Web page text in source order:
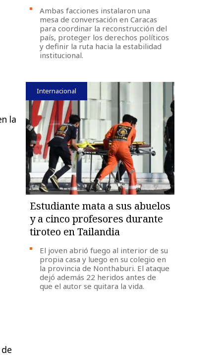
la
Ambas facciones instalaron una
mesa de conversación en Caracas
para coordinar la reconstrucción del
país, proteger los derechos políticos
y definir la ruta hacia la estabilidad
institucional.
Internacional
Estudiante mata a sus abuelos
y a cinco profesores durante
tiroteo en Tailandia
El joven abrió fuego al interior de su
propia casa y luego en su colegio en
la provincia de Nonthaburi. El ataque
dejó además 22 heridos antes de
que el autor se quitara la vida.